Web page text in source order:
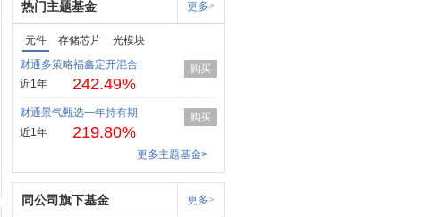
热门主题基金 更多>
元件 存储芯片
光模块
财通多策略福鑫定开混合
近1年
242.49%
购买
财通景气甄选一年持有期
近1年
219.80%
购买
更多主题基金>
同公司旗下基金 更多>